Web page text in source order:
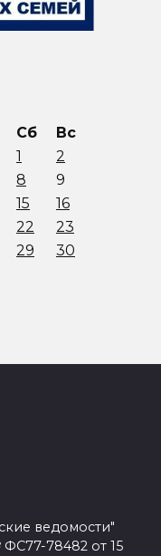
Сб
Вс
1
2
8
9
15
16
22
23
29 30
ведомости"
78482 от 15